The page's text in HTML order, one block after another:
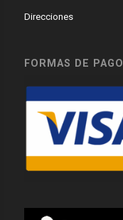
Direcciones
FORMAS DE PAGO